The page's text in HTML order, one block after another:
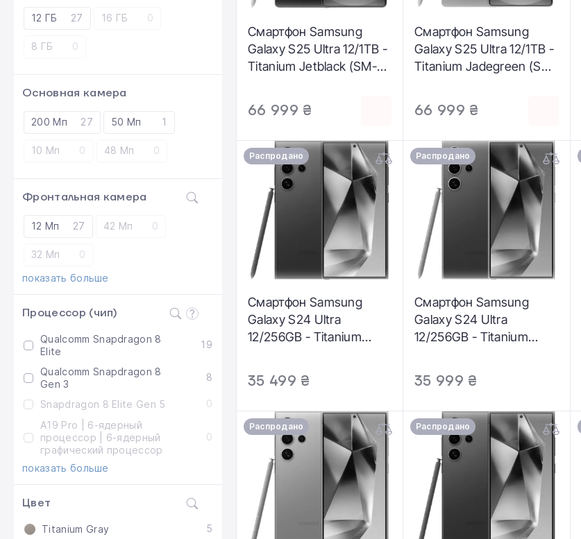
12 ГБ 27 16 ГБ 0
8 ГБ 0
Основная камера
200 Мп 27 50 Мп 1
10 Мп 0 48 Мп 0
Фронтальная камера
12 Мп 27 42 Мп 0
32 Мп
0
показать больше
Процессор (чип)
Qualcomm Snapdragon 8
Elite
19
Qualcomm Snapdragon 8
Gen 3
8
Snapdragon 8 Elite Gen 5
0
A19 Pro | 6-ядерный
процессор | 6-ядерный
графический процессор
0
показать больше
Цвет
Titanium Gray
5
Смартфон Samsung
Galaxy S25 Ultra 12/1TB -
Titanium Jetblack (SM-
66 999 ₴
Смартфон Samsung
Galaxy S25 Ultra 12/1TB -
Titanium Jadegreen (SM-
66 999 ₴
Распродано
Смартфон Samsung
Galaxy S24 Ultra
12/256GB - Titanium
35 499 ₴
Распродано
Смартфон Samsung
Galaxy S24 Ultra
12/256GB - Titanium
35 999 ₴
Распродано Распродано